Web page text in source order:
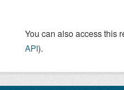
You can also access this
API).